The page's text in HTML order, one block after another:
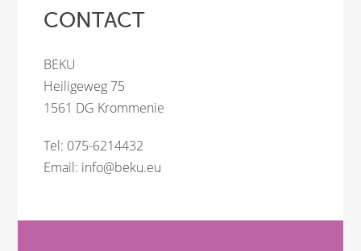
CONTACT
BEKU
Heiligeweg 75
1561 DG Krommenie
Tel: 075-6214432
Email: info@beku.eu